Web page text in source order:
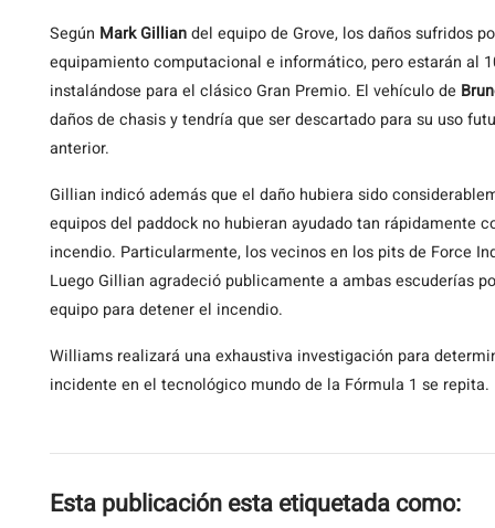
Según Mark Gilliandel equipo de Grove, los daños sufridos
equipamiento computacional e informático, pero estarán al
instalándose para el clásico Gran Premio. El vehículo de
daños de chasis y tendría que ser descartado para su uso
anterior.
Gillian indicó además que el daño hubiera sido
equipos del paddock no hubieran ayudado tan rápidamente
incendio. Particularmente, los vecinos en los pits de Force
Luego Gillian agradeció publicamente a ambas escuderías
equipo para detener el incendio.
Williams realizará una exhaustiva investigación para
incidente en el tecnológico mundo de la Fórmula 1 se repita.
Esta publicación esta etiquetada como: